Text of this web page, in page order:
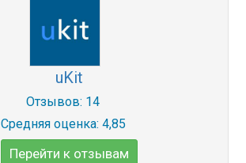
uKit
Отзывов: 14
Средняя оценка: 4,85
Перейти к отзывам